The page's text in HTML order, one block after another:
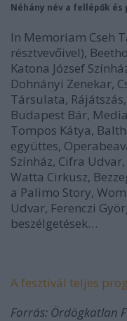
Néhány név a fellépők
In Memoriam Cseh
résztvevőivel),
Katona József
Dohnányi Zenekar,
Társulata,
Budapest Bár,
Tompos Kátya,
együttes,
Színház, Cifra
Watta Cirkusz,
a Palimo Story,
Udvar, Ferenczi
beszélgetések…
A fesztivál teljes
Forrás: Ördögkatlan